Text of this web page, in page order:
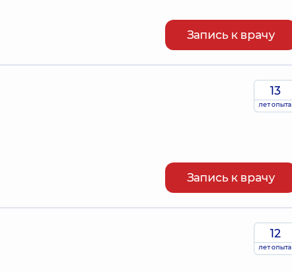
Запись к врачу
13
лет опыта
Запись к врачу
12
лет опыта